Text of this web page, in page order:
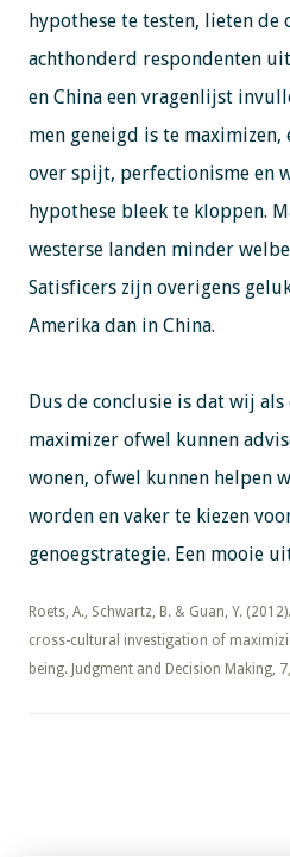
hypothese te testen, lieten de
achthonderd respondenten
en China een vragenlijst
men geneigd is te
over spijt, perfectionisme en
hypothese bleek te kloppen.
westerse landen minder
Satisficers zijn overigens
Amerika dan in China.
Dus de conclusie is dat wij als
maximizer ofwel kunnen
wonen, ofwel kunnen helpen
worden en vaker te kiezen
genoegstrategie. Een mooie
​​​​​​​Roets, A., Schwartz, B. & Guan, Y.
cross-cultural investigation of
being. Judgment and Decision Making,